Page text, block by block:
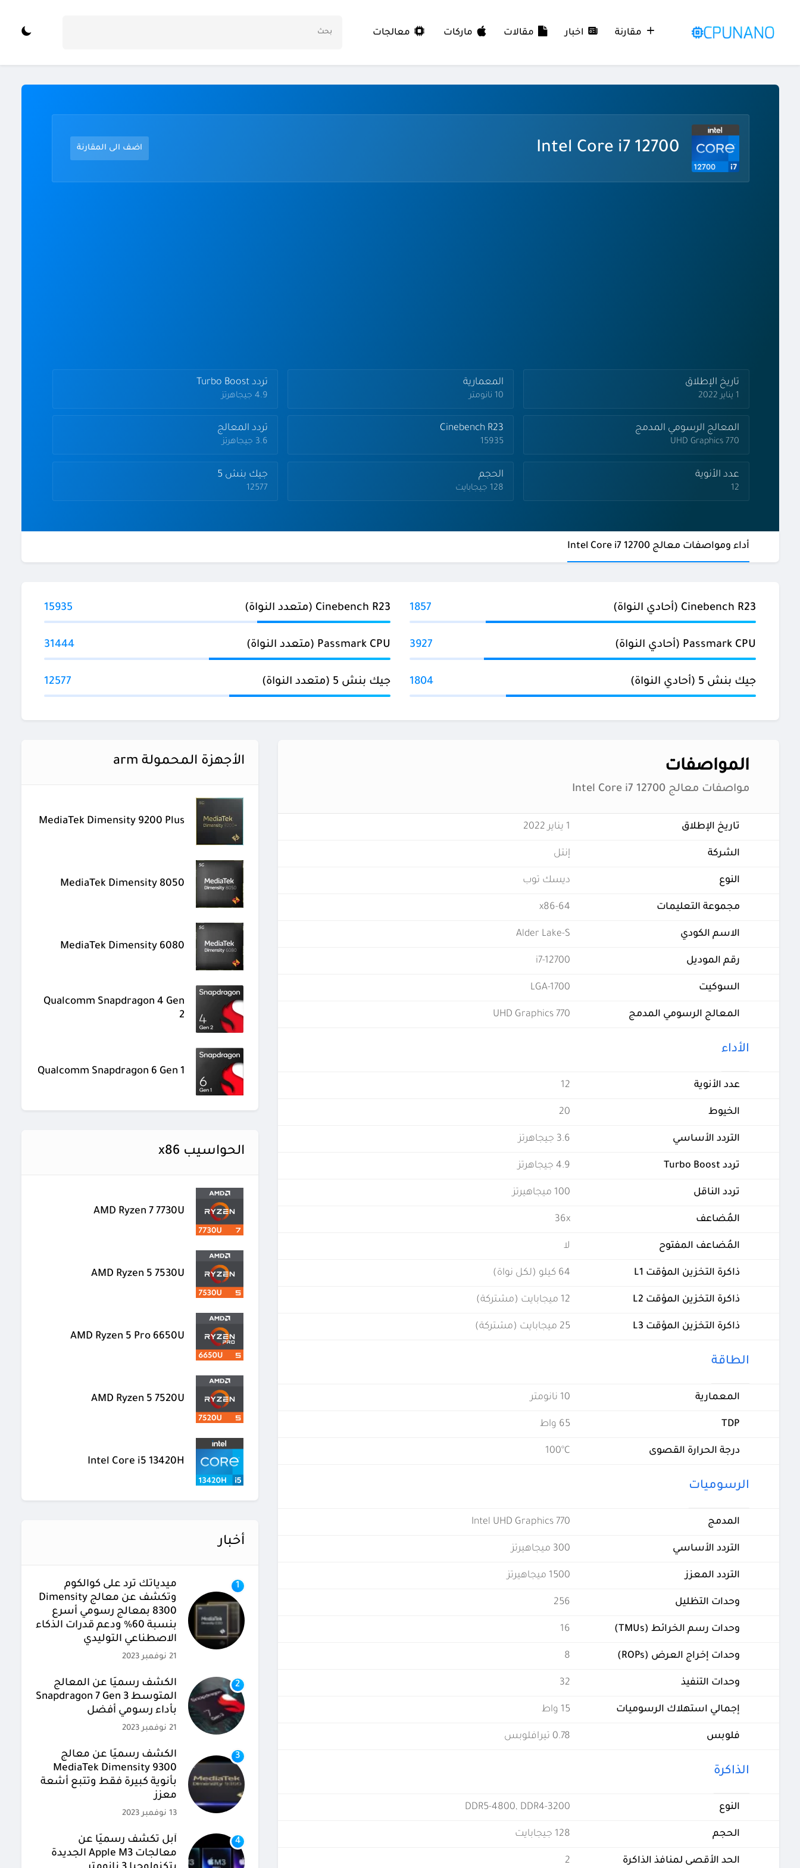
مقارنة اخبار مقالات ماركات
Intel Core i7 12700 اضف الى المقارنة
تاريخ الإطلاق
1 يناير 2022
المعمارية
10 نانومتر
تردد Turbo Boost
4.9 جيجاهرتز
المعالج الرسومي المدمج
UHD Graphics 770
Cinebench R23
15935
تردد المعالج
3.6 جيجاهرتز
عدد الأنوية
12
الحجم
128 جيجابايت
جيك بنش 5
12577
أداء ومواصفات معالج Intel Core i7 12700
Cinebench R23 (أحادي النواة) 1857 Cinebench R23 (متعدد النواة) 15935
Passmark CPU (أحادي النواة) 3927 Passmark CPU (متعدد النواة) 31444
جيك بنش 5 (أحادي النواة) 1804 جيك بنش 5 (متعدد النواة) 12577
المواصفات
مواصفات معالج Intel Core i7 12700
تاريخ الإطلاق 1 يناير 2022
الشركة إنتل
النوع ديسك توب
مجموعة التعليمات x86-64
الاسم الكودي Alder Lake-S
رقم الموديل i7-12700
السوكيت LGA-1700
المعالج الرسومي المدمج UHD Graphics 770
الأداء
عدد الأنوية 12
الخيوط 20
التردد الأساسي 3.6 جيجاهرتز
تردد Turbo Boost 4.9 جيجاهرتز
تردد الناقل 100 ميجاهيرتز
المُضاعف 36x
المُضاعف المفتوح لا
ذاكرة التخزين المؤقت L1 64 كيلو (لكل نواة)
ذاكرة التخزين المؤقت L2 12 ميجابايت (مشتركة)
ذاكرة التخزين المؤقت L3 25 ميجابايت (مشتركة)
الطاقة
المعمارية 10 نانومتر
TDP 65 واط
درجة الحرارة القصوى 100°C
الرسوميات
المدمج Intel UHD Graphics 770
التردد الأساسي 300 ميجاهيرتز
التردد المعزز 1500 ميجاهيرتز
وحدات التظليل 256
وحدات رسم الخرائط (TMUs) 16
وحدات إخراج العرض (ROPs) 8
وحدات التنفيذ 32
إجمالي استهلاك الرسوميات 15 واط
فلوبس 0.78 تيرافلوبس
الذاكرة
النوع DDR5-4800, DDR4-3200
الحجم 128 جيجابايت
الحد الأقصى لمنافذ الذاكرة 2
الأجهزة المحمولة arm
MediaTek Dimensity 9200 Plus
MediaTek Dimensity 8050
MediaTek Dimensity 6080
Qualcomm Snapdragon 4 Gen
2
Qualcomm Snapdragon 6 Gen 1
الحواسيب x86
AMD Ryzen 7 7730U
AMD Ryzen 5 7530U
AMD Ryzen 5 Pro 6650U
AMD Ryzen 5 7520U
Intel Core i5 13420H
أخبار
1
ميدياتك ترد على كوالكوم
وتكشف عن معالج Dimensity
8300 بمعالج رسومي أسرع
بنسبة 60% ودعم قدرات الذكاء
الاصطناعي التوليدي
21 نوفمبر 2023
2
الكشف رسميًا عن المعالج
المتوسط Snapdragon 7 Gen 3
بأداء رسومي أفضل
21 نوفمبر 2023
3
الكشف رسميًا عن معالج
MediaTek Dimensity 9300
بأنوية كبيرة فقط وتتبع أشعة
معزز
13 نوفمبر 2023
4
آبل تكشف رسميًا عن
معالجات Apple M3 الجديدة